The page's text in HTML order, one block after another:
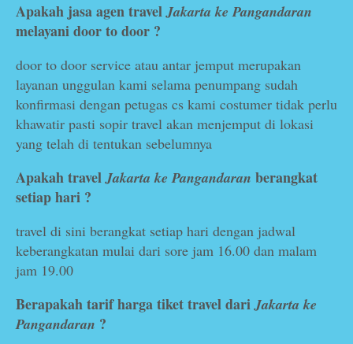
Apakah jasa agen travelJakarta ke Pangandaran
melayani door to door ?
door to door service atau antar jemput merupakan
layanan unggulan kami selama penumpang sudah
konfirmasi dengan petugas cs kami costumer tidak perlu
khawatir pasti sopir travel akan menjemput di lokasi
yang telah di tentukan sebelumnya
Apakah travelJakarta ke Pangandaran berangkat
setiap hari ?
travel di sini berangkat setiap hari dengan jadwal
keberangkatan mulai dari sore jam 16.00 dan malam
jam 19.00
Berapakah tarif harga tiket travel dariJakarta ke
Pangandaran ?